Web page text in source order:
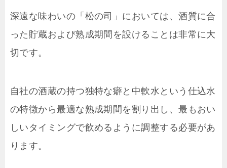
深遠な味わいの「松の司」においては、酒質に合
った貯蔵および熟成期間を設けることは非常に大
切です。
自社の酒蔵の持つ独特な癖と中軟水という仕込水
の特徴から最適な熟成期間を割り出し、最もおい
しいタイミングで飲めるように調整する必要があ
ります。